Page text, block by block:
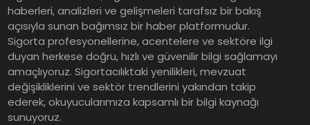
Sonuçları
ING Türkiye 2026 Yılının İlk
Yarısına İlişkin Konsolide Finansal
Sonuçlarını Açıkladı
haberleri, analizleri ve gelişmeleri tarafsız bir bakış
açısıyla sunan bağımsız bir haber platformudur.
Sigorta profesyonellerine, acentelere ve sektöre ilgi
duyan herkese doğru, hızlı ve güvenilir bilgi sağlamayı
amaçlıyoruz. Sigortacılıktaki yenilikleri, mevzuat
değişikliklerini ve sektör trendlerini yakından takip
ederek, okuyucularımıza kapsamlı bir bilgi kaynağı
sunuyoruz.